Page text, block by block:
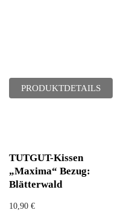
PRODUKTDETAILS
TUTGUT-Kissen
„Maxima“ Bezug:
Blätterwald
10,90 €